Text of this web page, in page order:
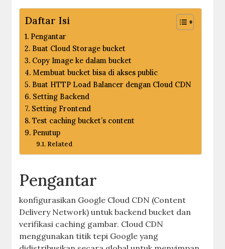
Daftar Isi
Pengantar
Buat Cloud Storage bucket
Copy Image ke dalam bucket
Membuat bucket bisa di akses public
Buat HTTP Load Balancer dengan Cloud CDN
Setting Backend
Setting Frontend
Test caching bucket’s content
Penutup
Related
Pengantar
konfigurasikan Google Cloud CDN (Content
Delivery Network) untuk backend bucket dan
verifikasi caching gambar. Cloud CDN
menggunakan titik tepi Google yang